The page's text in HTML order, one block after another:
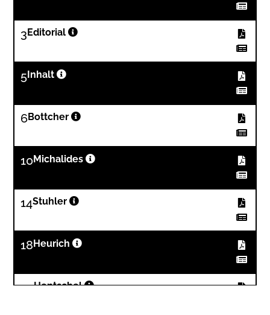
3 Editorial
5 Inhalt
6Bottcher
10Michalides
14Stuhler
18 Heurich
24Hentschel